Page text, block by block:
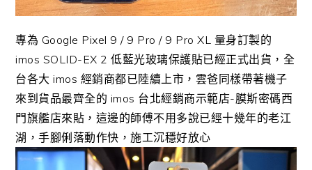
專為 Google Pixel 9 / 9 Pro / 9 Pro XL 量身訂製的
imos SOLID-EX 2 低藍光玻璃保護貼已經正式出貨，全
台各大 imos 經銷商都已陸續上市，雲爸同樣帶著機子
來到貨品最齊全的 imos 台北經銷商示範店-膜斯密碼西
門旗艦店來貼，這邊的師傅不用多說已經十幾年的老江
湖，手腳俐落動作快，施工沉穩好放心